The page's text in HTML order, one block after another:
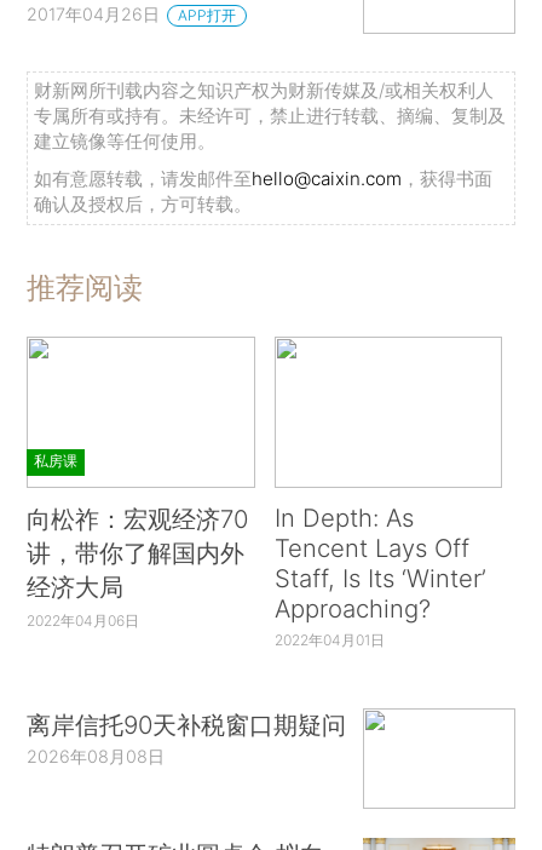
2017年04月26日 APP打开
财新网所刊载内容之知识产权为财新传媒及/或相关权利人
专属所有或持有。未经许可，禁止进行转载、摘编、复制及
建立镜像等任何使用。
如有意愿转载，请发邮件至hello@caixin.com ，获得书面
确认及授权后，方可转载。
推荐阅读
私房课
向松祚：宏观经济70
讲，带你了解国内外
经济大局
2022年04月06日
In Depth: As
Tencent Lays Off
Staff, Is Its ‘Winter’
Approaching?
2022年04月01日
离岸信托90天补税窗口期疑问
2026年08月08日